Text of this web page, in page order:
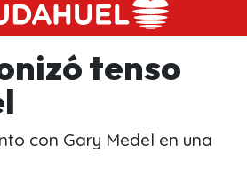
tenso
con Gary Medel en una